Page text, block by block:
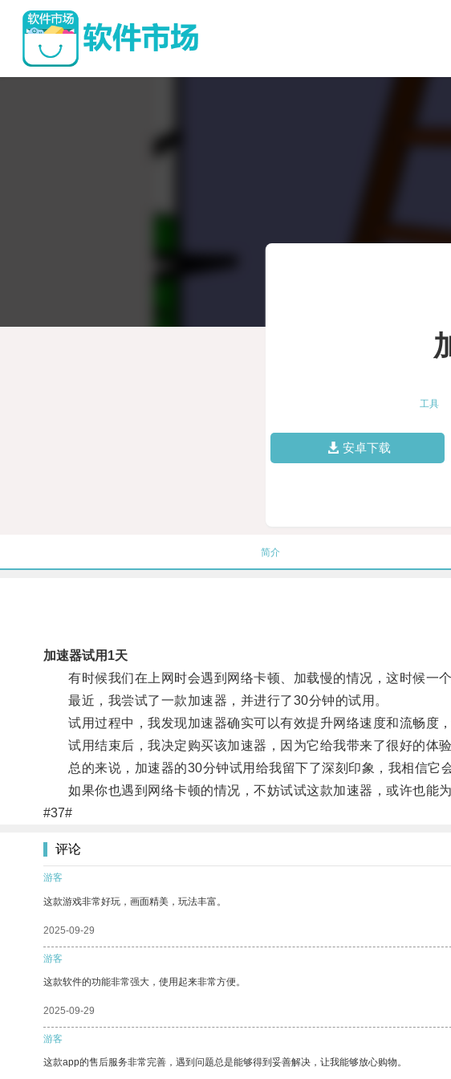
工具
安卓下载
简介
加速器试用1天
有时候我们在上网时会遇到网络卡顿、加载慢的情况，这时候一个
最近，我尝试了一款加速器，并进行了30分钟的试用。
试用过程中，我发现加速器确实可以有效提升网络速度和流畅度，
试用结束后，我决定购买该加速器，因为它给我带来了很好的体验
总的来说，加速器的30分钟试用给我留下了深刻印象，我相信它会
如果你也遇到网络卡顿的情况，不妨试试这款加速器，或许也能为
#37#
评论
游客
这款游戏非常好玩，画面精美，玩法丰富。
2025-09-29
游客
这款软件的功能非常强大，使用起来非常方便。
2025-09-29
游客
这款app的售后服务非常完善，遇到问题总是能够得到妥善解决，让我能够放心购物。